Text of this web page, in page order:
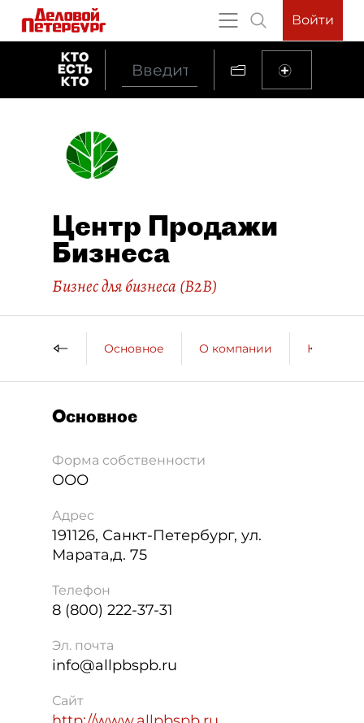
Войти
Центр Продажи
Бизнеса
Бизнес для бизнеса (B2B)
Основное О компании
Основное
Форма собственности
ООО
Адрес
191126, Санкт-Петербург, ул.
Марата,д. 75
Телефон
8 (800) 222-37-31
Эл. почта
info@allpbspb.ru
Сайт